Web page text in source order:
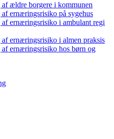
ældre borgere i kommunen
ernæringsrisiko på sygehus
ernæringsrisiko i ambulant regi
ernæringsrisiko i almen praksis
ernæringsrisiko hos børn og